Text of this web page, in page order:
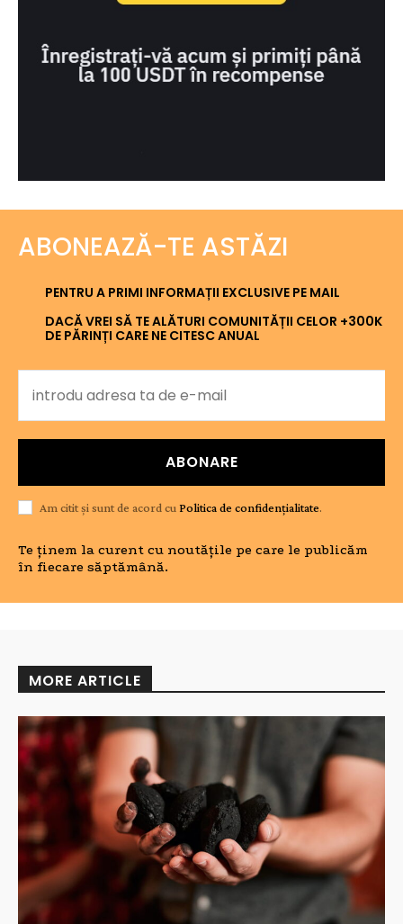
ABONEAZĂ-TE ASTĂZI
PENTRU A PRIMI INFORMAȚII EXCLUSIVE PE MAIL
DACĂ VREI SĂ TE ALĂTURI COMUNITĂȚII CELOR +300K
DE PĂRINȚI CARE NE CITESC ANUAL
ABONARE
Am citit și sunt de acord cu Politica de confidențialitate.
Te ținem la curent cu noutățile pe care le publicăm
în fiecare săptămână.
MORE ARTICLE